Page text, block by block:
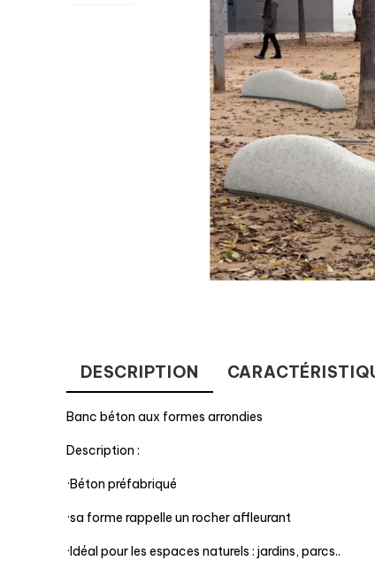
DESCRIPTION
Banc béton aux formes arrondies
Description :
·Béton préfabriqué
·sa forme rappelle un rocher affleurant
·Idéal pour les espaces naturels : jardins, parcs..